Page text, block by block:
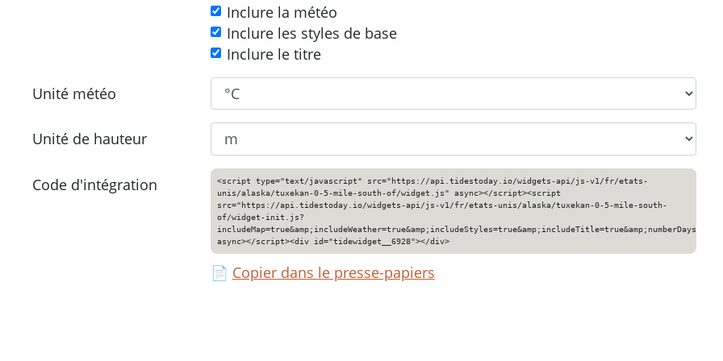
Inclure la météo
Inclure les styles de base
Inclure le titre
Unité météo
Unité de hauteur
Code d'intégration
<script type="text/javascript" src="https://api.tidestoday.io/widgets-api/js-v1/fr/etats-
unis/alaska/tuxekan-0-5-mile-south-of/widget.js" async></script><script
src="https://api.tidestoday.io/widgets-api/js-v1/fr/etats-unis/alaska/tuxekan-0-5-mile-south-
of/widget-init.js?
async></script><div id="tidewidget__6928"></div>
📄 Copier dans le presse-papiers